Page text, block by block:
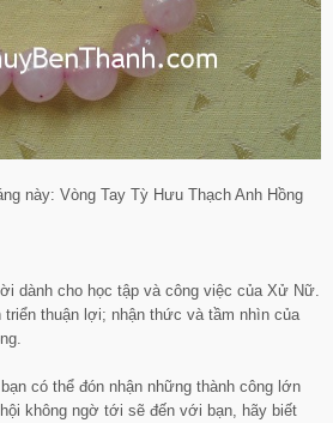
này: Vòng Tay Tỳ Hưu Thạch Anh Hồng
dành cho học tập và công việc của Xử Nữ.
triển thuận lợi; nhận thức và tầm nhìn của
có thể đón nhận những thành công lớn
không ngờ tới sẽ đến với bạn, hãy biết